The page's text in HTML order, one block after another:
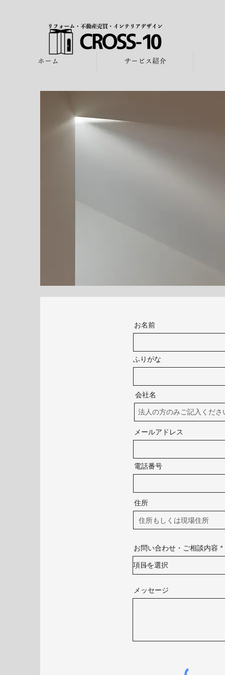
ホーム サービス紹介
お名前
ふりがな
会社名
メールアドレス
電話番号
住所
お問い合わせ・ご相談内容
メッセージ